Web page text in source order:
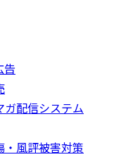
告
ガ配信システム
・風評被害対策